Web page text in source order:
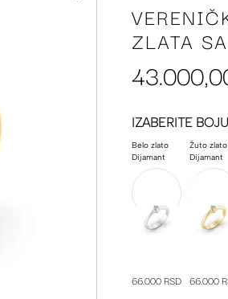
ZLATA
IZABERITE
Belo zlato
Dijamant
66.000 RSD
Žuto zlato
Dijamant
66.000